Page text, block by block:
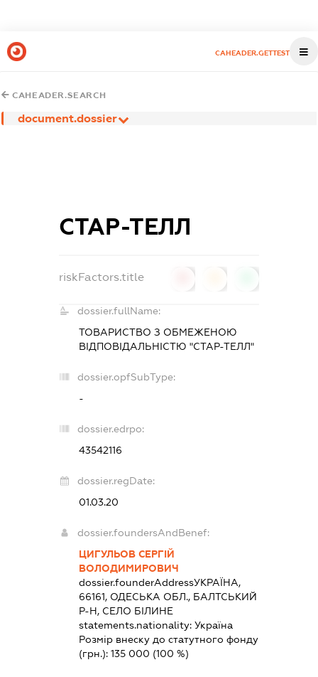
CAHEADER.GETTEST
CAHEADER.SEARCH
document.dossier
СТАР-ТЕЛЛ
riskFactors.title
dossier.fullName:
ТОВАРИСТВО З ОБМЕЖЕНОЮ
ВІДПОВІДАЛЬНІСТЮ "СТАР-ТЕЛЛ"
dossier.opfSubType:
-
dossier.edrpo:
43542116
dossier.regDate:
01.03.20
dossier.foundersAndBenef:
ЦИГУЛЬОВ СЕРГІЙ
ВОЛОДИМИРОВИЧ
dossier.founderAddressУКРАЇНА,
66161, ОДЕСЬКА ОБЛ., БАЛТСЬКИЙ
Р-Н, СЕЛО БІЛИНЕ
statements.nationality:Україна
Розмір внеску до статутного фонду
(грн.):135 000 (100 %)